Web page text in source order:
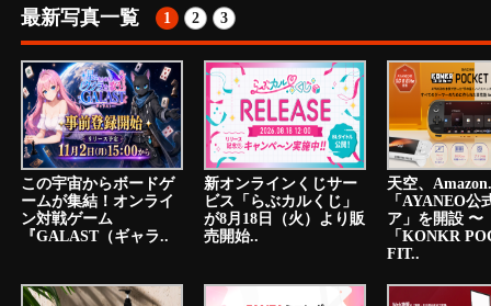
最新写真一覧 1 2 3
この宇宙からボードゲ
ームが集結！オンライ
ン対戦ゲーム
『GALAST（ギャラ..
新オンラインくじサー
ビス「らぶカルくじ」
が8月18日（火）より販
売開始..
天空、
「AYANEO公
ア」を開設 〜
「KONKR
FIT..